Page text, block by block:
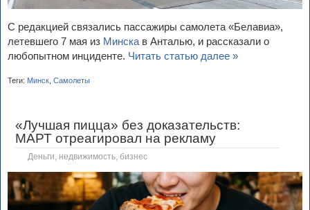
C редакцией связались пассажиры самолета «Белавиа»,
летевшего 7 мая из Минска в Анталью, и рассказали о
любопытном инциденте. Читать статью далее »
Теги: Минск Самолеты
«Лучшая пицца» без доказательств:
МАРТ отреагировал на рекламу
Деньги, недвижимость, бизнес